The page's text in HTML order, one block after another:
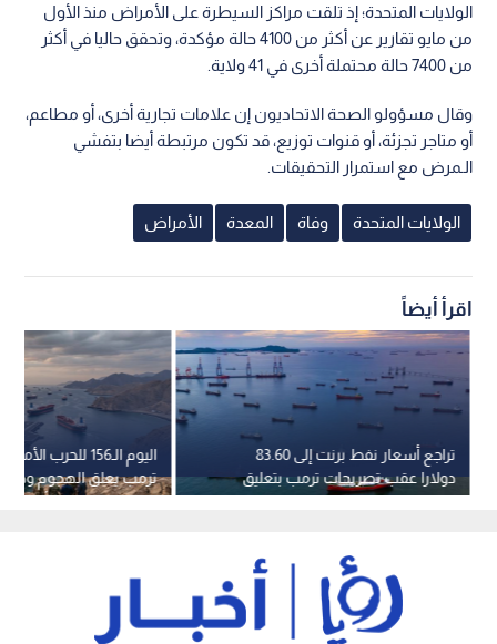
الولايات المتحدة؛ إذ تلقت مراكز السيطرة على الأمراض منذ الأول
من مايو تقارير عن أكثر من 4100 حالة مؤكدة، وتحقق حاليا في أكثر
من 7400 حالة محتملة أخرى في 41 ولاية.
وقال مسؤولو الصحة الاتحاديون إن علامات تجارية أخرى، أو مطاعم،
أو متاجر تجزئة، أو قنوات توزيع، قد تكون مرتبطة أيضا بتفشي
الـمرض مع استمرار التحقيقات.
الولايات المتحدة وفاة المعدة الأمراض
اقرأ أيضاً
اليوم الـ156 للحرب
ترمب يعلق الهجوم
سلطنة عمان بشأن
تراجع أسعار نفط برنت إلى 83.60
دولارا عقب تصريحات ترمب بتعليق
الهجوم على إيران